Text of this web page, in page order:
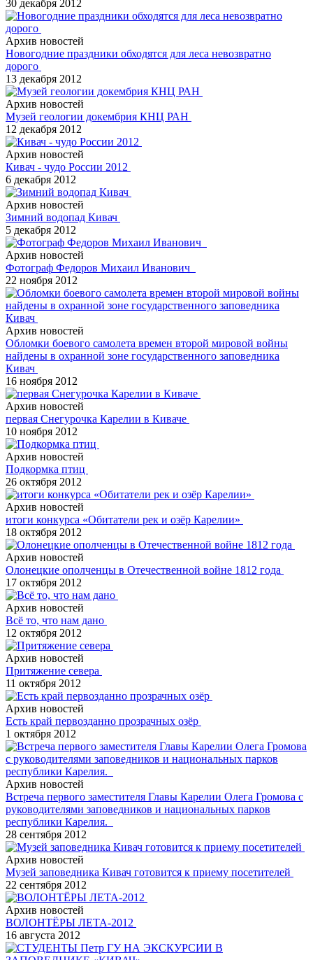
30 декабря 2012
Архив новостей
Новогодние праздники обходятся для леса невозвратно
дорого
13 декабря 2012
Архив новостей
Музей геологии докембрия КНЦ РАН
12 декабря 2012
Архив новостей
Кивач - чудо России 2012
6 декабря 2012
Архив новостей
Зимний водопад Кивач
5 декабря 2012
Архив новостей
Фотограф Федоров Михаил Иванович
22 ноября 2012
Архив новостей
Обломки боевого самолета времен второй мировой войны
найдены в охранной зоне государственного заповедника
Кивач
16 ноября 2012
Архив новостей
первая Снегурочка Карелии в Киваче
10 ноября 2012
Архив новостей
Подкормка птиц
26 октября 2012
Архив новостей
итоги конкурса «Обитатели рек и озёр Карелии»
18 октября 2012
Архив новостей
Олонецкие ополченцы в Отечественной войне 1812 года
17 октября 2012
Архив новостей
Всё то, что нам дано
12 октября 2012
Архив новостей
Притяжение севера
11 октября 2012
Архив новостей
Есть край первозданно прозрачных озёр
1 октября 2012
Архив новостей
Встреча первого заместителя Главы Карелии Олега Громова с
руководителями заповедников и национальных парков
республики Карелия.
28 сентября 2012
Архив новостей
Музей заповедника Кивач готовится к приему посетителей
22 сентября 2012
Архив новостей
ВОЛОНТЁРЫ ЛЕТА-2012
16 августа 2012